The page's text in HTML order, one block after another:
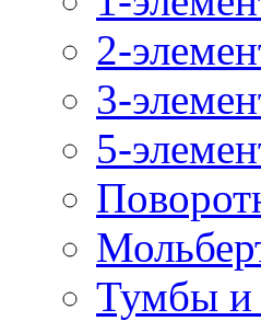
2-
3-
5-
Тумбы и